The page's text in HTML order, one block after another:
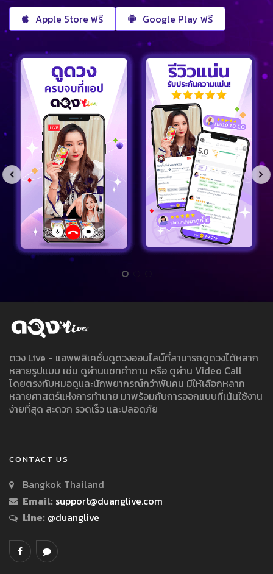
Apple Store ฟรี Google Play ฟรี
ดวง Live - แอพพลิเคชั่นดูดวงออนไลน์ที่สามารถดูดวงได้หลาก
หลายรูปแบบ เช่น ดูผ่านแชทคำถาม หรือ ดูผ่าน Video Call
โดยตรงกับหมอดูและนักพยากรณ์กว่าพันคน มีให้เลือกหลาก
หลายศาสตร์แห่งการทำนาย มาพร้อมกับการออกแบบที่เน้นใช้งาน
ง่ายที่สุด สะดวก รวดเร็ว และปลอดภัย
CONTACT US
Bangkok Thailand
Email: support@duanglive.com
Line: @duanglive